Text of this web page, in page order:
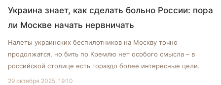
Украина знает, как сделать больно России: пора
ли Москве начать нервничать
Налеты украинских беспилотников на Москву точно
продолжатся, но бить по Кремлю нет особого смысла – в
российской столице есть гораздо более интересные цели.
29 октября 2025, 19:10